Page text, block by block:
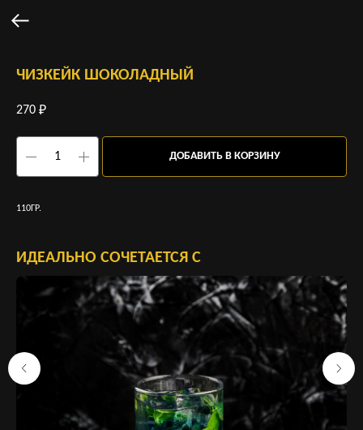
ЧИЗКЕЙК ШОКОЛАДНЫЙ
270 ₽
ДОБАВИТЬ В КОРЗИНУ
110ГР.
ИДЕАЛЬНО СОЧЕТАЕТСЯ С